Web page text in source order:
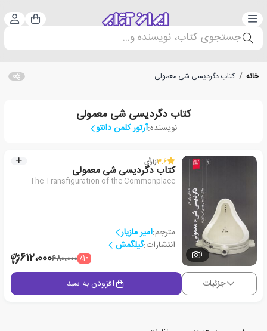
دسته‌بندی سبد
جستجوی کتاب، نویسنده و...
خانه / کتاب دگردیسی شی معمولی
کتاب دگردیسی شی معمولی
نویسنده:آرتور کلمن دانتو
1
3.6از1رأی
کتاب دگردیسی شی معمولی
The Transfiguration of the Commonplace
مترجم:امیر مازیار
انتشارات:گیلگمش
٪10680،000612،000
جزئیات افزودن به سبد